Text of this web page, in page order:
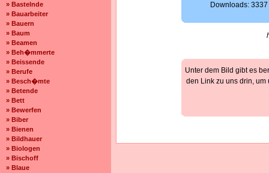
» Bastelnde
» Bauarbeiter
» Bauern
» Baum
» Beamen
» Beh�mmerte
» Beissende
» Berufe
» Besch�mte
» Betende
» Bett
» Bewerfen
» Biber
» Bienen
» Bildhauer
» Biologen
» Bischoff
» Blaue
Downloads: 3337
Unter dem Bild gibt es
den Link zu uns drin,